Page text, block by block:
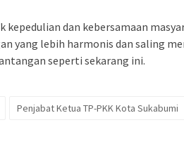
kepedulian dan kebersamaan
yang lebih harmonis dan saling
seperti sekarang ini.
Penjabat Ketua TP-PKK Kota Sukabumi